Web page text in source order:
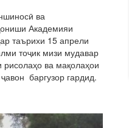
ва
Академияи
таърихи 15 апрели
тоҷик мизи мудавар
рисолаҳо ва мақолаҳои
баргузор гардид.